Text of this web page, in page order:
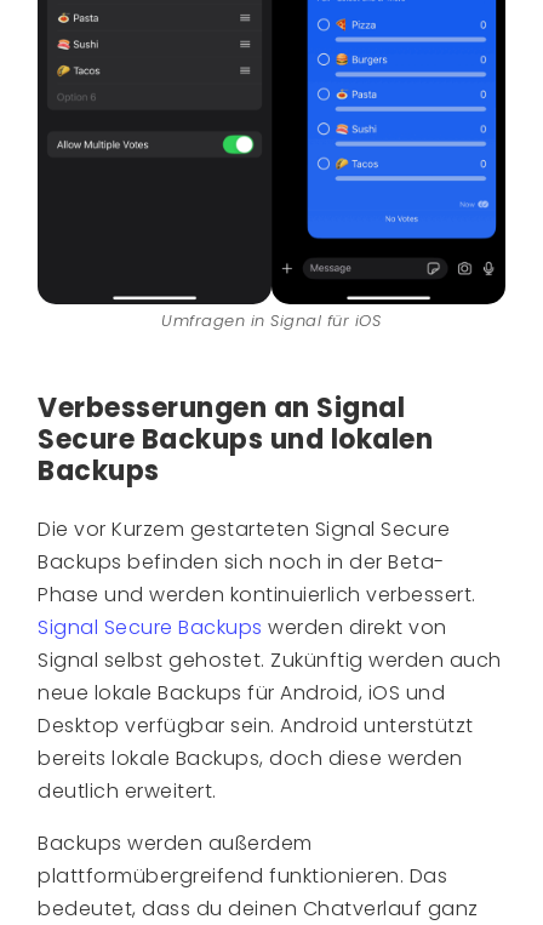
Umfragen in Signal für iOS
Verbesserungen an Signal
Secure Backups und lokalen
Backups
Die vor Kurzem gestarteten Signal Secure
Backups befinden sich noch in der Beta-
Phase und werden kontinuierlich verbessert.
Signal Secure Backups werden direkt von
Signal selbst gehostet. Zukünftig werden auch
neue lokale Backups für Android, iOS und
Desktop verfügbar sein. Android unterstützt
bereits lokale Backups, doch diese werden
deutlich erweitert.
Backups werden außerdem
plattformübergreifend funktionieren. Das
bedeutet, dass du deinen Chatverlauf ganz